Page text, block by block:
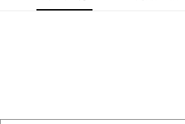
7-11取貨付款［需3-5個工作天不含預購
每筆NT$100，滿NT$799(含以上)免運